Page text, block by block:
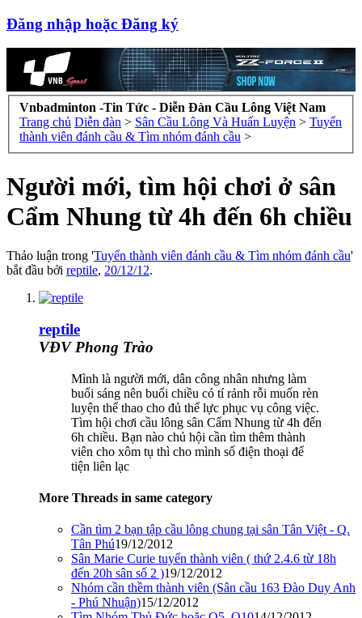
Đăng nhập hoặc Đăng ký
Vnbadminton -Tin Tức - Diễn Đàn Cầu Lông Việt Nam
Trang chủ Diễn đàn > Sân Cầu Lông Và Huấn Luyện > Tuyển
thành viên đánh cầu & Tìm nhóm đánh cầu >
Người mới, tìm hội chơi ở sân
Cẩm Nhung từ 4h đến 6h chiều
Thảo luận trong 'Tuyển thành viên đánh cầu & Tìm nhóm đánh cầu'
bắt đầu bởi reptile, 20/12/12.
reptile
VĐV Phong Trào
Mình là người mới, dân công nhân nhưng làm
buổi sáng nên buổi chiều có tí rảnh rỗi muốn rèn
luyện thể thao cho đủ thể lực phục vụ công việc.
Tìm hội chơi cầu lông sân Cẩm Nhung từ 4h đến
6h chiều. Bạn nào chủ hội cần tìm thêm thành
viên cho xôm tụ thì cho mình số điện thoại để
tiện liên lạc
More Threads in same category
Cần tìm 2 bạn tập cầu lông chung tại sân Tân Việt - Q.
Tân Phú19/12/2012
Sân Marie Curie tuyển thành viên ( thứ 2.4.6 từ 18h
đến 20h sân số 2 )19/12/2012
Nhóm cần thềm thành viên (Sân cầu 163 Đào Duy Anh
- Phú Nhuận)15/12/2012